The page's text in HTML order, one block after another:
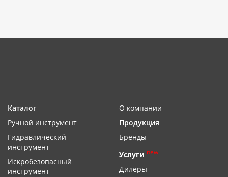
Каталог
Ручной инструмент
Гидравлический
инструмент
Искробезопасный
инструмент
О компании
Продукция
Бренды
Услуги new
Дилеры